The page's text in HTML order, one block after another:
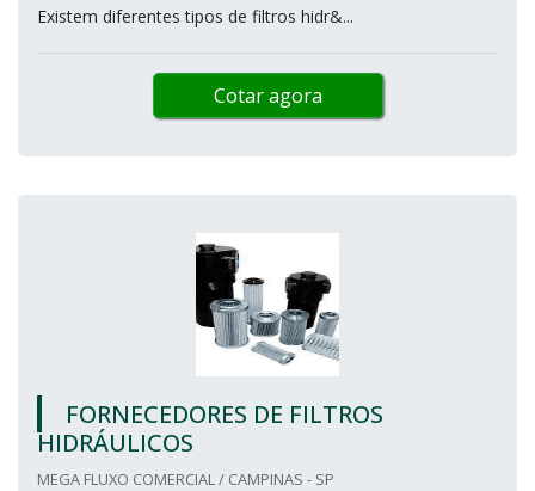
Existem diferentes tipos de filtros hidr&...
Cotar agora
FORNECEDORES DE FILTROS
HIDRÁULICOS
MEGA FLUXO COMERCIAL / CAMPINAS - SP